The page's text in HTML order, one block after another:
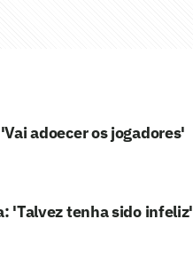
adoecer os jogadores'
'Talvez tenha sido infeliz'